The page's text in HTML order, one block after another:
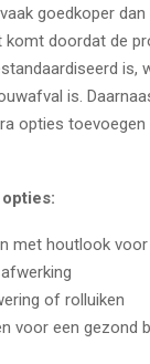
goedkoper
komt doordat de
is,
is.
opties
met houtlook voor
of rolluiken
voor een gezond